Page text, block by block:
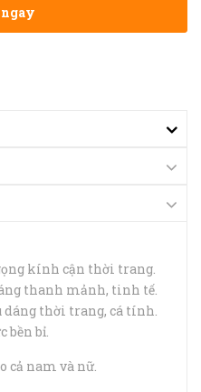
kính cận thời trang.
thanh mảnh, tinh tế.
thời trang, cá tính.
bền bỉ.
cả nam và nữ.